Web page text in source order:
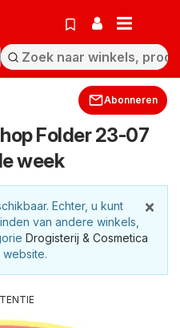
Abonneren
Folder 23-07
week
×
Echter, u kunt
van andere winkels,
Drogisterij & Cosmetica